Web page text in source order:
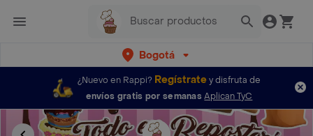
Bogotá
¿Nuevo en Rappi? Regístratey disfruta de
envíos gratis por semanas Aplican TyC